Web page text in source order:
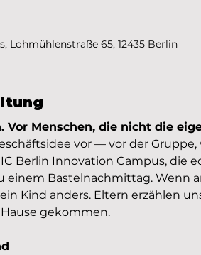
Lohmühlenstraße 65, 12435 Berlin
Vor Menschen, die nicht die
vor — vor der
Berlin Innovation Campus, die
einem Bastelnachmittag. Wenn
Kind anders. Eltern erzählen
gekommen.